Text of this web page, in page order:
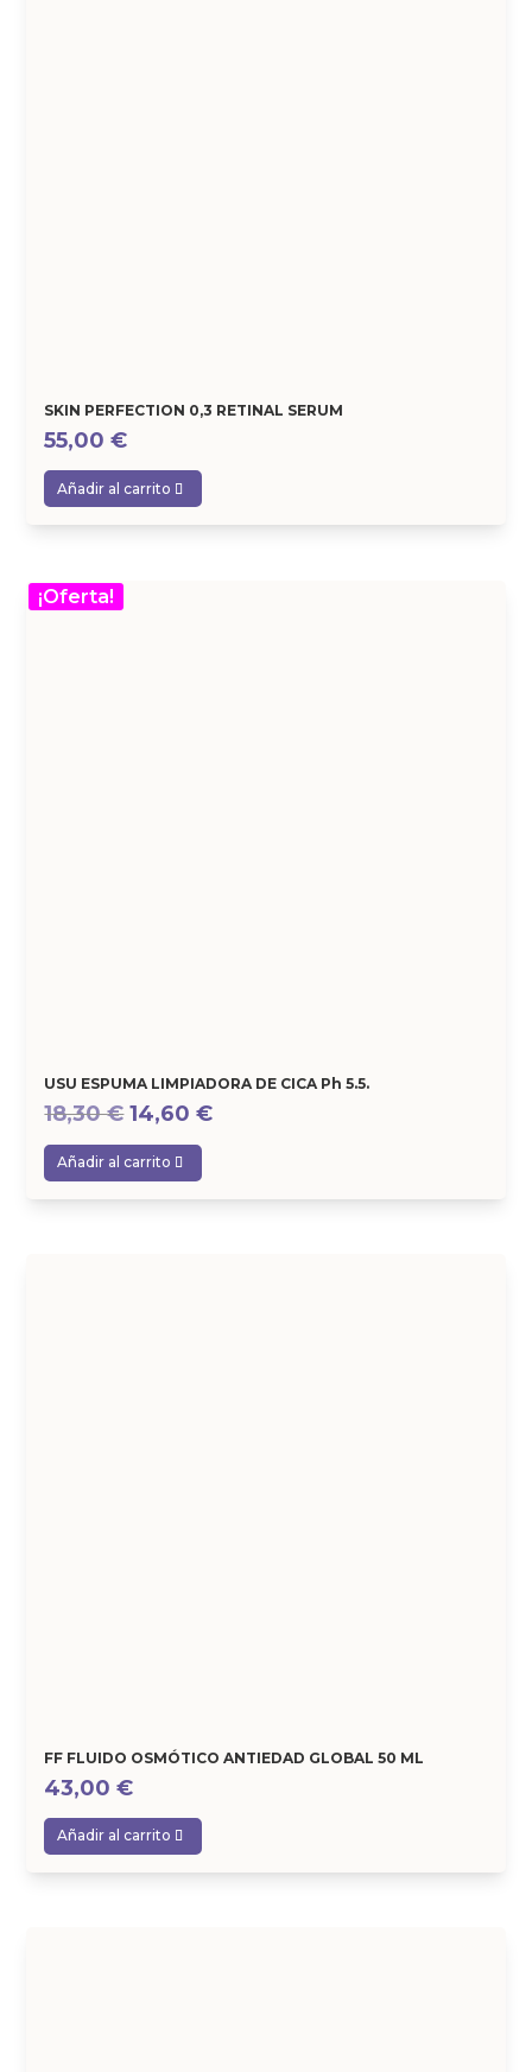
SKIN PERFECTION 0,3 RETINAL SERUM
55,00€
Añadir al carrito
¡Oferta!
USU ESPUMA LIMPIADORA DE CICA Ph 5.5.
18,30€ El
precio
original
era:
14,60€El
es:
Añadir al carrito
FF FLUIDO OSMÓTICO ANTIEDAD GLOBAL 50 ML
43,00€
Añadir al carrito